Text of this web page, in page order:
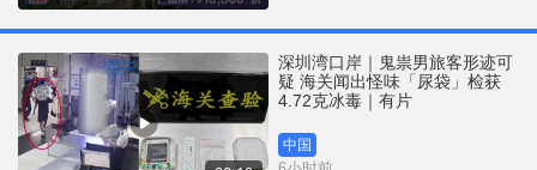
深圳湾口岸｜鬼祟男旅客形迹可
疑 海关闻出怪味「尿袋」检获
4.72克冰毒｜有片
中国